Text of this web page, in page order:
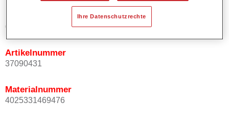
0.1LT
Artikelnummer
37090431
Materialnummer
4025331469476
Ihre Datenschutzrechte